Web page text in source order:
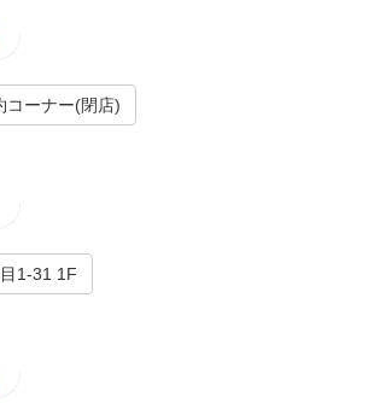
コーナー(閉店)
1-31 1F